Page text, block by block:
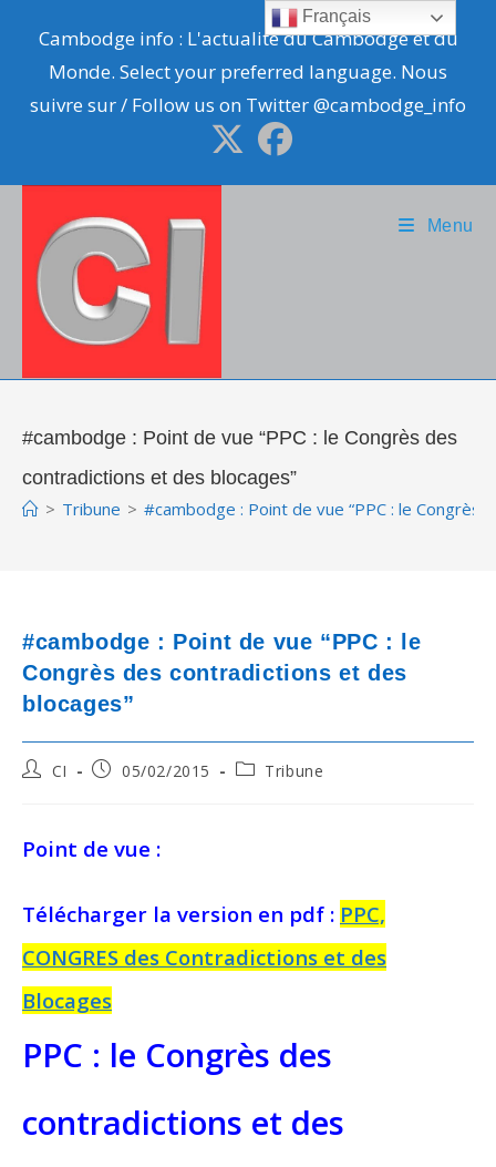
content
Cambodge info : L'actualité du Cambodge et du
Monde. Select your preferred language. Nous
suivre sur / Follow us on Twitter @cambodge_info
Menu
#cambodge : Point de vue “PPC : le Congrès des
contradictions et des blocages”
> Tribune > #cambodge : Point de vue “PPC : le Congrès
#cambodge : Point de vue “PPC : le
Congrès des contradictions et des
blocages”
PostCI
Post05/02/2015
PostTribune
Point de vue :
Télécharger la version en pdf : PPC,
CONGRES des Contradictions et des
Blocages
PPC : le Congrès des
contradictions et des
Français